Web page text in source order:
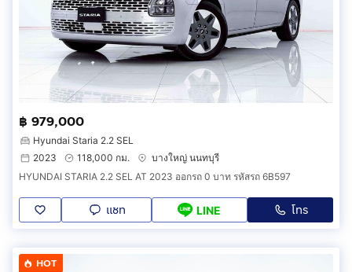
฿ 979,000
Hyundai Staria 2.2 SEL
2023
118,000 กม.
บางใหญ่ นนทบุรี
HYUNDAI STARIA 2.2 SEL AT 2023 ออกรถ 0 บาท รหัสรถ 6B597
แชท LINE โทร
HOT